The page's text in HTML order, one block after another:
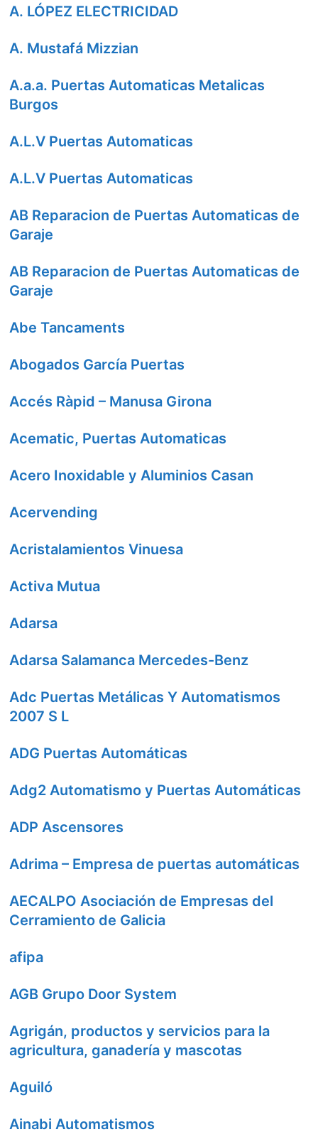
A. LÓPEZ ELECTRICIDAD
A. Mustafá Mizzian
A.a.a. Puertas Automaticas Metalicas
Burgos
A.L.V Puertas Automaticas
A.L.V Puertas Automaticas
AB Reparacion de Puertas Automaticas de
Garaje
AB Reparacion de Puertas Automaticas de
Garaje
Abe Tancaments
Abogados García Puertas
Accés Ràpid – Manusa Girona
Acematic, Puertas Automaticas
Acero Inoxidable y Aluminios Casan
Acervending
Acristalamientos Vinuesa
Activa Mutua
Adarsa
Adarsa Salamanca Mercedes-Benz
Adc Puertas Metálicas Y Automatismos
2007 S L
ADG Puertas Automáticas
Adg2 Automatismo y Puertas Automáticas
ADP Ascensores
Adrima – Empresa de puertas automáticas
AECALPO Asociación de Empresas del
Cerramiento de Galicia
afipa
AGB Grupo Door System
Agrigán, productos y servicios para la
agricultura, ganadería y mascotas
Aguiló
Ainabi Automatismos